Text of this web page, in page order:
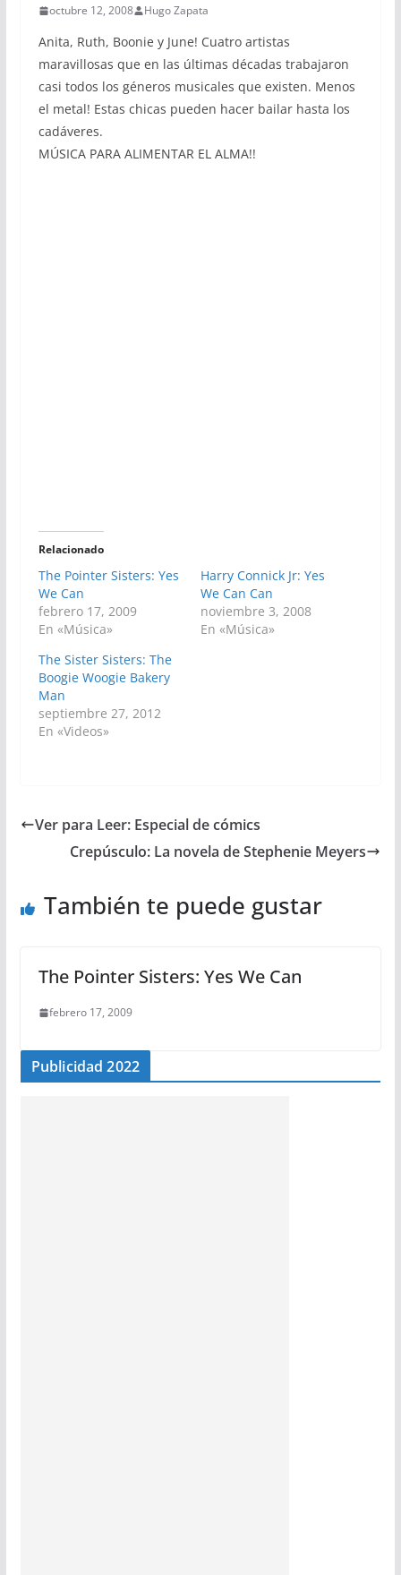
octubre 12, 2008 Hugo Zapata
Anita, Ruth, Boonie y June! Cuatro artistas
maravillosas que en las últimas décadas trabajaron
casi todos los géneros musicales que existen. Menos
el metal! Estas chicas pueden hacer bailar hasta los
cadáveres.
MÚSICA PARA ALIMENTAR EL ALMA!!
Relacionado
The Pointer Sisters: Yes
We Can
febrero 17, 2009
En «Música»
Harry Connick Jr: Yes
We Can Can
noviembre 3, 2008
En «Música»
The Sister Sisters: The
Boogie Woogie Bakery
Man
septiembre 27, 2012
En «Videos»
Ver para Leer: Especial de cómics
Crepúsculo: La novela de Stephenie Meyers
También te puede gustar
The Pointer Sisters: Yes We Can
febrero 17, 2009
Publicidad 2022